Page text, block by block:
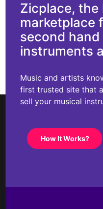
Zicplace, the
marketplace
second hand
instruments
Music and artists
first trusted site that
sell your musical
How It Works?